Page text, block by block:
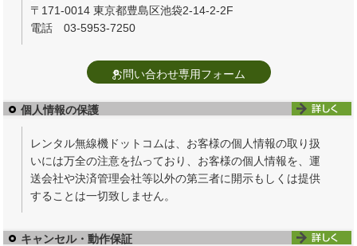
〒171-0014 東京都豊島区池袋2-14-2-2F
電話 03-5953-7250
お問い合わせ専用フォーム
個人情報の保護
レンタル無線機ドットコムは、お客様の個人情報の取り扱
いには万全の注意を払っており、お客様の個人情報を、運
送会社や決済管理会社等以外の第三者に開示もしくは提供
することは一切致しません。
キャンセル・動作保証